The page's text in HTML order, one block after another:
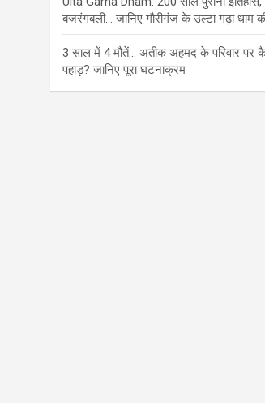
बजरंगबली… जानिए गौरीगंज के उल्टा गढ़ा धाम
3 साल में 4 मौतें… अतीक अहमद के परिवार पर
पहाड़? जानिए पूरा घटनाक्रम